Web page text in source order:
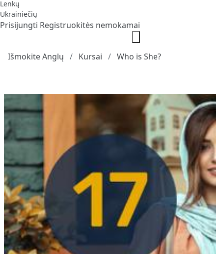
Lenkų
Ukrainiečių
Prisijungti Registruokitės nemokamai
Išmokite Anglų Kursai Who is She?